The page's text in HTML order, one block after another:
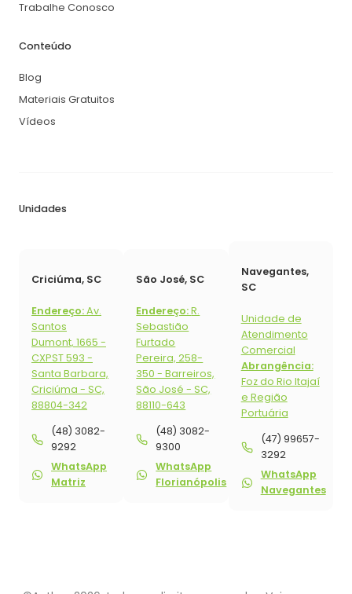
Trabalhe Conosco
Conteúdo
Blog
Materiais Gratuitos
Vídeos
Unidades
Criciúma, SC
Endereço:Av.
Santos
Dumont, 1665 -
CXPST 593 -
Santa Barbara,
Criciúma - SC,
88804-342
(48) 3082-
9292
WhatsApp
Matriz
São José, SC
Endereço:R.
Sebastião
Furtado
Pereira, 258-
350 - Barreiros,
São José - SC,
88110-643
(48) 3082-
9300
WhatsApp
Florianópolis
Navegantes,
SC
Unidade de
Atendimento
Comercial
Abrangência:
Foz do Rio Itajaí
e Região
Portuária
(47) 99657-
3292
WhatsApp
Navegantes